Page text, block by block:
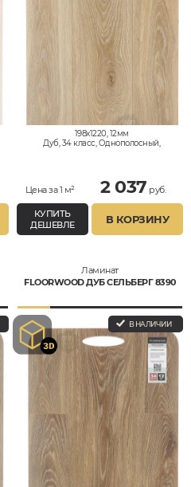
198x1220, 12мм
Дуб, 34 класс, Однополосный,
Цена за 1 м² 2 037 руб.
КУПИТЬ
ДЕШЕВЛЕ
В КОРЗИНУ
Ламинат
FLOORWOOD ДУБ СЕЛЬБЕРГ 8390
В НАЛИЧИИ